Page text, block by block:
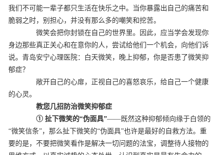
我们不可能一辈子都只生活在快乐之中。当你暴露出自己的痛苦和
脆弱之时，别担心，并没有那么多的嘲笑和挖苦。
微笑会把你封锁在自己的世界里。因此，应当学会发现你
身边那些真正关心和在意你的人，尝试给他们一个机会，向他们诉
说。青岛安宁心理医院：白天微笑，晚上抑郁，你是否患了微笑抑
郁症？
敞开自己的心扉，正视自己的喜怒哀乐，给自己一个健康
的心灵。
教您几招防治微笑抑郁症
① 扯下微笑的“伪面具”——既然这种抑郁倾向缘于白领的
“微笑信条”，那么扯下微笑的“伪面具”也许是最好的自救方法。重
要的是，不要把微笑看作是解决一切问题的法宝，调整待人接物的